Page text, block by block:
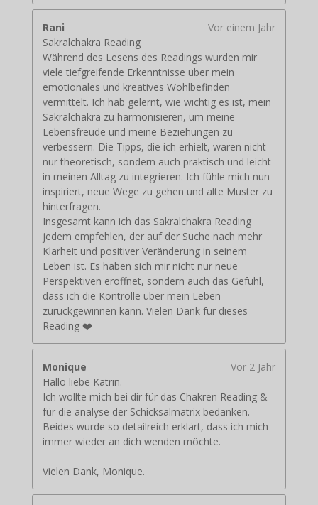
Rani
Vor einem Jahr
Sakralchakra Reading
Während des Lesens des Readings wurden mir
viele tiefgreifende Erkenntnisse über mein
emotionales und kreatives Wohlbefinden
vermittelt. Ich hab gelernt, wie wichtig es ist, mein
Sakralchakra zu harmonisieren, um meine
Lebensfreude und meine Beziehungen zu
verbessern. Die Tipps, die ich erhielt, waren nicht
nur theoretisch, sondern auch praktisch und leicht
in meinen Alltag zu integrieren. Ich fühle mich nun
inspiriert, neue Wege zu gehen und alte Muster zu
hinterfragen.
Insgesamt kann ich das Sakralchakra Reading
jedem empfehlen, der auf der Suche nach mehr
Klarheit und positiver Veränderung in seinem
Leben ist. Es haben sich mir nicht nur neue
Perspektiven eröffnet, sondern auch das Gefühl,
dass ich die Kontrolle über mein Leben
zurückgewinnen kann. Vielen Dank für dieses
Reading ❤️
Monique
Vor 2 Jahr
Hallo liebe Katrin.
Ich wollte mich bei dir für das Chakren Reading &
für die analyse der Schicksalmatrix bedanken.
Beides wurde so detailreich erklärt, dass ich mich
immer wieder an dich wenden möchte.
Vielen Dank, Monique.